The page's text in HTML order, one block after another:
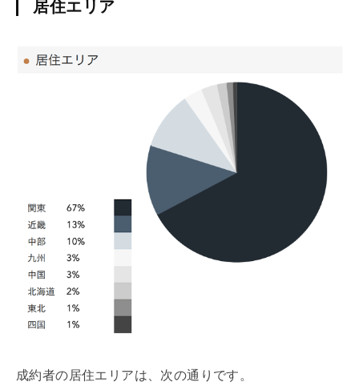
居住エリア
成約者の居住エリアは、次の通りです。